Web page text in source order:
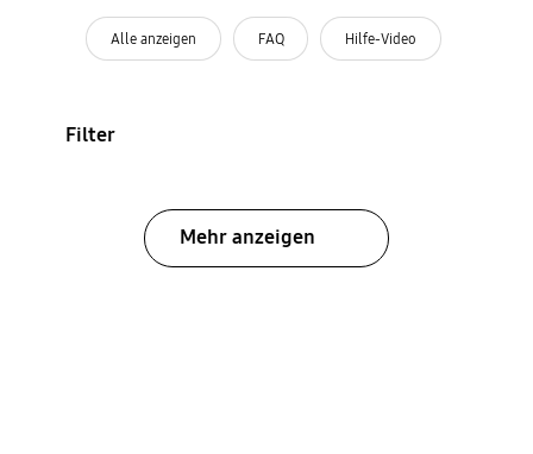
Alle anzeigen FAQ Hilfe-Video
Filter
Mehr anzeigen